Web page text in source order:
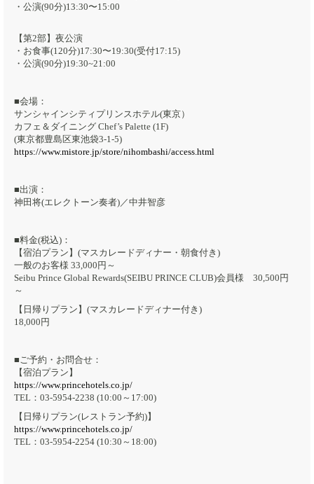
・公演(90分)13:30〜15:00
【第2部】夜公演
・お食事(120分)17:30〜19:30(受付17:15)
・公演(90分)19:30~21:00
■会場：
サンシャインシティプリンスホテル(東京）
カフェ＆ダイニング Chef’s Palette (1F)
(東京都豊島区東池袋3-1-5)
https://www.mistore.jp/store/nihombashi/access.html
■出演：
神田将(エレクトーン奏者)／中井智彦
■料金(税込)：
【宿泊プラン】(マスカレードディナー・朝食付き)
一般のお客様 33,000円～
Seibu Prince Global Rewards(SEIBU PRINCE CLUB)会員様 30,500円
～
【日帰りプラン】(マスカレードディナー付き)
18,000円
■ご予約・お問合せ：
【宿泊プラン】
https://www.princehotels.co.jp/
TEL：03‐5954‐2238 (10:00～17:00)
【日帰りプラン(レストラン予約)】
https://www.princehotels.co.jp/
TEL：03‐5954‐2254 (10:30～18:00)